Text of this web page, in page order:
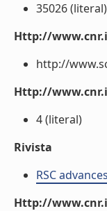
35026 (literal)
Http://
http://
Http://
4 (literal)
Rivista
RSC advances
Http://